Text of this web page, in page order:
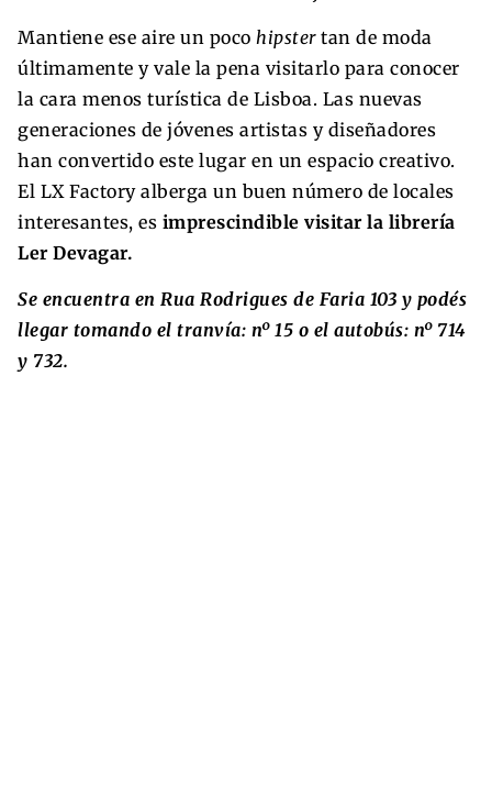
Mantiene ese aire un poco hipstertan de moda
últimamente y vale la pena visitarlo para conocer
la cara menos turística de Lisboa. Las nuevas
generaciones de jóvenes artistas y diseñadores
han convertido este lugar en un espacio creativo.
El LX Factory alberga un buen número de locales
interesantes, es imprescindible visitar la librería
Ler Devagar.
Se encuentra en Rua Rodrigues de Faria 103 y podés
llegar tomando el tranvía: nº 15 o el autobús: nº 714
y 732.